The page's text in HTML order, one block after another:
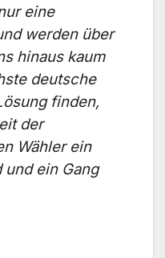
eine
werden über
hinaus kaum
deutsche
finden,
der
Wähler ein
ein Gang